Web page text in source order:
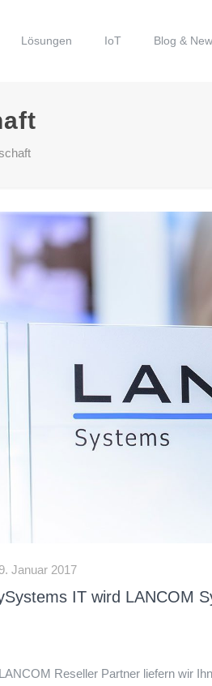
Lösungen IoT Blog &
9. Januar 2017
IT wird LANCOM
Reseller Partner liefern wir